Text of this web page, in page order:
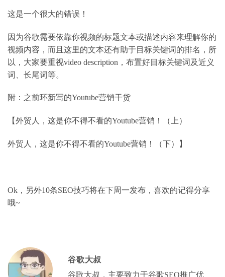
这是一个很大的错误！
因为谷歌需要依靠你视频的标题文本或描述内容来理解你的
视频内容，而且这里的文本还有助于目标关键词的排名，所
以，大家要重视video description ，布置好目标关键词及近义
词、长尾词等。
附：之前环新写的Youtube营销干货
【外贸人，这是你不得不看的Youtube营销！（上）
外贸人，这是你不得不看的Youtube营销！（下）】
Ok ，另外10条SEO技巧将在下周一发布，喜欢的记得分享
哦~
谷歌大叔
谷歌大叔，主要致力于谷歌SEO推广优